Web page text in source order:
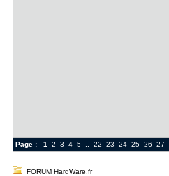
Page : 1 2 3 4 5.. 22 23 24 25 26 27
FORUM HardWare.fr